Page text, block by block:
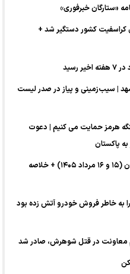
«ستارگان خبرفوری»
کشور دستگیر شد +
| سیب‌زمینی و پیاز در صدر لیست
تنگه هرمز حمایت می کنیم | دعوت
پاکستان
فیلم‌های سینمایی آخر هفته تلویزیون (۱۵ و ۱۶ مرداد ۱۴۰۵) + خلاصه
به خاطر فروش خودرو آتش زده بود
معاونت در قتل شوهرش، صادر شد